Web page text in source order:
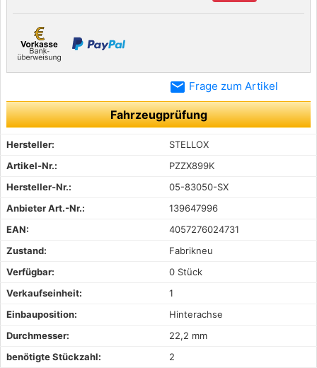
email Frage zum Artikel
Fahrzeugprüfung
Hersteller:
STELLOX
Artikel-Nr.:
PZZX899K
Hersteller-Nr.:
05-83050-SX
Anbieter Art.-Nr.:
139647996
EAN:
4057276024731
Zustand:
Fabrikneu
Verfügbar:
0 Stück
Verkaufseinheit:
1
Einbauposition:
Hinterachse
Durchmesser:
22,2 mm
benötigte Stückzahl:
2